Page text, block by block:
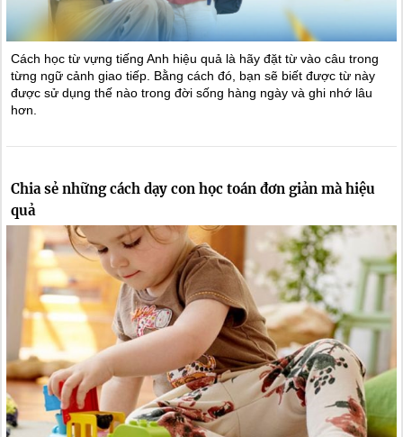
Cách học từ vựng tiếng Anh hiệu quả là hãy đặt từ vào câu trong
từng ngữ cảnh giao tiếp. Bằng cách đó, bạn sẽ biết được từ này
được sử dụng thế nào trong đời sống hàng ngày và ghi nhớ lâu
hơn.
Chia sẻ những cách dạy con học toán đơn giản mà hiệu
quả